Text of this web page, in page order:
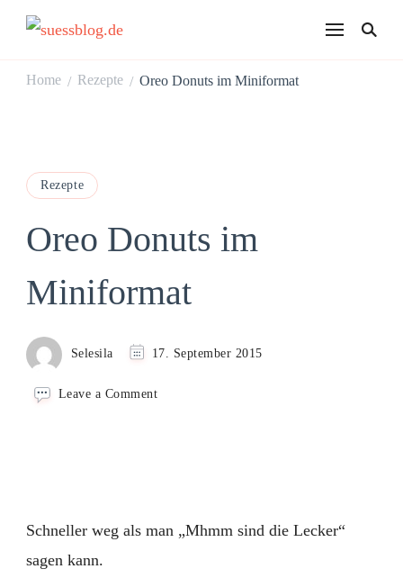
Home / Rezepte / Oreo Donuts im Miniformat
Rezepte
Oreo Donuts im
Miniformat
Selesila 17. September 2015
Leave a Commenton
Schneller weg als man „Mhmm sind die Lecker“
sagen kann.